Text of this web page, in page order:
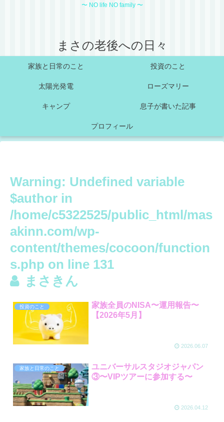
〜 NO life NO family 〜
まさの老後への日々
家族と日常のこと 投資のこと
太陽光発電 ローズマリー
キャンプ 息子が書いた記事
プロフィール
Warning: Undefined variable
$author in
/home/c5322525/public_html/mas
akinn.com/wp-
content/themes/cocoon/function
s.php on line 131
まさきん
投資のこと
家族全員のNISA〜運用報告〜
【2026年5月】
2026.06.07
家族と日常のこと
ユニバーサルスタジオジャパン
③〜VIPツアーに参加する〜
2026.04.12